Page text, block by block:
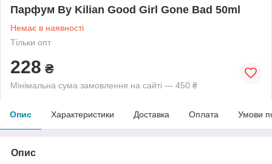
Парфум By Kilian Good Girl Gone Bad 50ml
Немає в наявності
Тільки опт
228 ₴
Мінімальна сума замовлення на сайті — 450 ₴
Опис Характеристики Доставка Оплата Умови
Опис